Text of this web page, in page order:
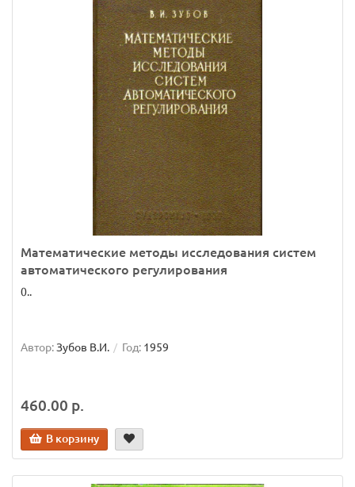
Математические методы исследования систем
автоматического регулирования
0..
Автор:Зубов В.И. Год: 1959
460.00 р.
В корзину